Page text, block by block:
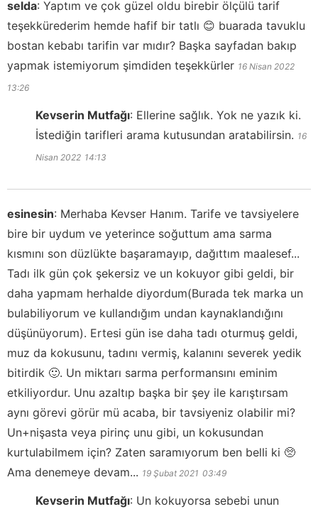
selda: Yaptım ve çok güzel oldu birebir ölçülü tarif
teşekkürederim hemde hafif bir tatlı 😊 buarada tavuklu
bostan kebabı tarifin var mıdır? Başka sayfadan bakıp
yapmak istemiyorum şimdiden teşekkürler 16 Nisan 2022
13:26
Kevserin Mutfağı: Ellerine sağlık. Yok ne yazık ki.
İstediğin tarifleri arama kutusundan aratabilirsin. 16
Nisan 2022 14:13
esinesin: Merhaba Kevser Hanım. Tarife ve tavsiyelere
bire bir uydum ve yeterince soğuttum ama sarma
kısmını son düzlükte başaramayıp, dağıttım maalesef...
Tadı ilk gün çok şekersiz ve un kokuyor gibi geldi, bir
daha yapmam herhalde diyordum(Burada tek marka un
bulabiliyorum ve kullandığım undan kaynaklandığını
düşünüyorum). Ertesi gün ise daha tadı oturmuş geldi,
muz da kokusunu, tadını vermiş, kalanını severek yedik
bitirdik 🙂. Un miktarı sarma performansını eminim
etkiliyordur. Unu azaltıp başka bir şey ile karıştırsam
aynı görevi görür mü acaba, bir tavsiyeniz olabilir mi?
Un+nişasta veya pirinç unu gibi, un kokusundan
kurtulabilmem için? Zaten saramıyorum ben belli ki 🥺
Ama denemeye devam... 19 Şubat 2021 03:49
Kevserin Mutfağı: Un kokuyorsa sebebi unun